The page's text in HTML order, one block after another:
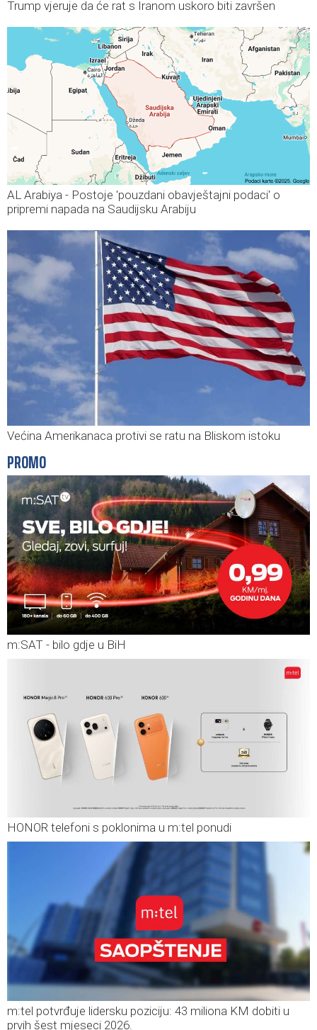
Trump vjeruje da će rat s Iranom uskoro biti završen
AL Arabiya - Postoje 'pouzdani obavještajni podaci' o
pripremi napada na Saudijsku Arabiju
Većina Amerikanaca protivi se ratu na Bliskom istoku
PROMO
m:SAT - bilo gdje u BiH
HONOR telefoni s poklonima u m:tel ponudi
m:tel potvrđuje lidersku poziciju: 43 miliona KM dobiti u
prvih šest mjeseci 2026.